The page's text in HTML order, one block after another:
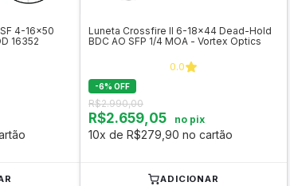
4-16x50
16352
Luneta Crossfire II 6-18x44 Dead-Hold
BDC AO SFP 1/4 MOA - Vortex Optics
0.0
-6% OFF
R$2.990,00
R$2.659,05 no pix
10x de R$279,90 no cartão
ADICIONAR